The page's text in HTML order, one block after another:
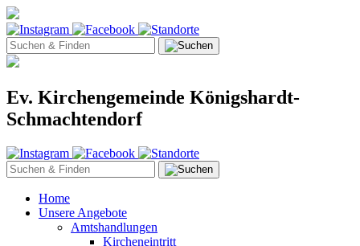
Ev. Kirchengemeinde Königshardt-
Schmachtendorf
Home
Unsere Angebote
Amtshandlungen
Kircheneintritt